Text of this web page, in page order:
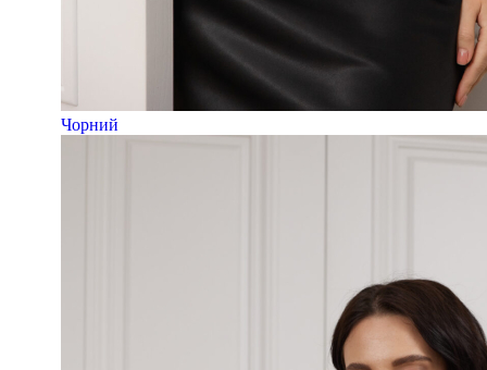
Чорний